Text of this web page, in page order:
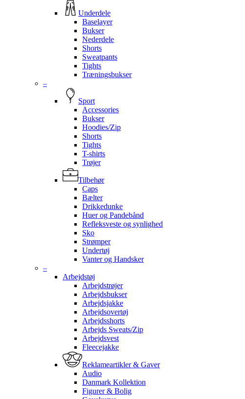
Underdele
Baselayer
Bukser
Nederdele
Shorts
Sweatpants
Tights
Træningsbukser
–
Sport
Accessories
Bukser
Hoodies/Zip
Shorts
Tights
T-shirts
Trøjer
Tilbehør
Caps
Bælter
Drikkedunke
Huer og Pandebånd
Refleksveste og synlighed
Sko
Strømper
Undertøj
Vanter og Handsker
–
Arbejdstøj
Arbejdstrøjer
Arbejdsbukser
Arbejdsjakke
Arbejdsovertøj
Arbejdsshorts
Arbejds Sweats/Zip
Arbejdsvest
Fleecejakke
Reklameartikler & Gaver
Audio
Danmark Kollektion
Figurer & Bolig